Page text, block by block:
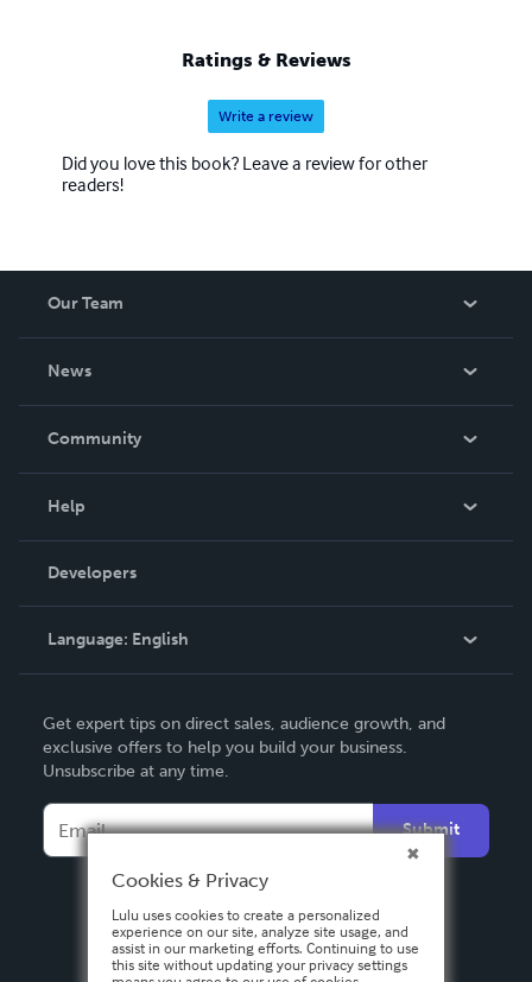
Ratings & Reviews
Write a review
Did you love this book? Leave a review for other
readers!
Our Team
News
In The News
Community
Podcast
Help
Order Lookup
Knowledge Base
Contact Support
Developers
Language: English
Deutsch
Français
Español
Get expert tips on direct sales, audience growth, and
exclusive offers to help you build your business.
Unsubscribe at any time.
Submit
Cookies & Privacy
Lulu uses cookies to create a personalized
experience on our site, analyze site usage, and
assist in our marketing efforts. Continuing to use
this site without updating your privacy settings